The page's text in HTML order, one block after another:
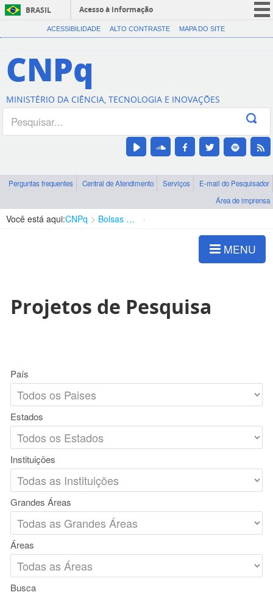
BRASIL
Acesso à informação
CORONAVÍRUS (COVID-19)
Canais
ACESSIBILIDADE ALTO CONTRASTE MAPA DO SITE
CNPq
MINISTÉRIO DA CIÊNCIA, TECNOLOGIA E INOVAÇÕES
Perguntas frequentes Central de Atendimento Serviços
E-mail do Pesquisador
Área de imprensa
Você está aqui:CNPq Bolsas e Auxílios Vigentes
MENU
Projetos de Pesquisa
País
Estados
Instituições
Grandes Áreas
Áreas
Busca